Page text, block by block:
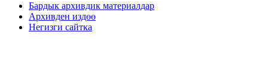
Бардык архивдик материалдар
Архивден издөө
Негизги сайтка